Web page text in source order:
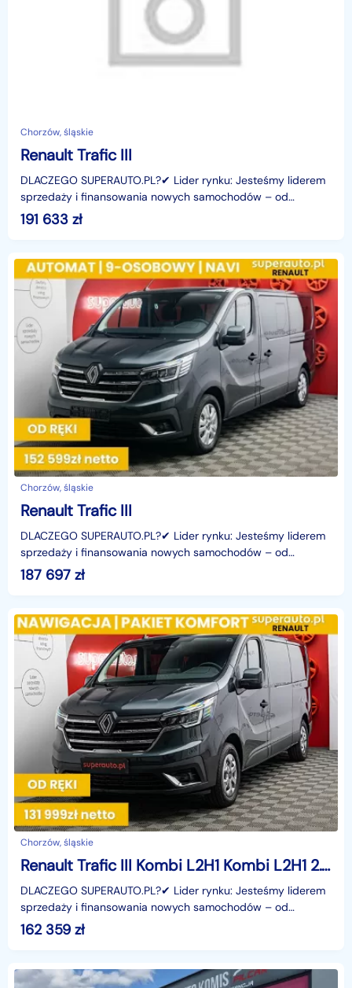
Chorzów, śląskie
Renault Trafic III
DLACZEGO SUPERAUTO.PL?✔ Lider rynku: Jesteśmy liderem
sprzedaży i finansowania nowych samochodów – od
osobowych, przez dostawcze, po segment premium.✔
Zaufanie
191 633 zł
Chorzów, śląskie
Renault Trafic III
DLACZEGO SUPERAUTO.PL?✔ Lider rynku: Jesteśmy liderem
sprzedaży i finansowania nowych samochodów – od
osobowych, przez dostawcze, po segment premium.✔
Zaufanie
187 697 zł
Chorzów, śląskie
Renault Trafic III Kombi L2H1 Kombi L2H1 2.0 150KM
DLACZEGO SUPERAUTO.PL?✔ Lider rynku: Jesteśmy liderem
sprzedaży i finansowania nowych samochodów – od
osobowych, przez dostawcze, po segment premium.✔
162 359 zł